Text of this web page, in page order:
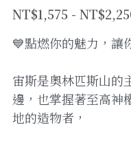
NT$1,575 -
💙點燃你的魅力，讓
宙斯是奧林匹斯山的
邊，也掌握著至高神
地的造物者，